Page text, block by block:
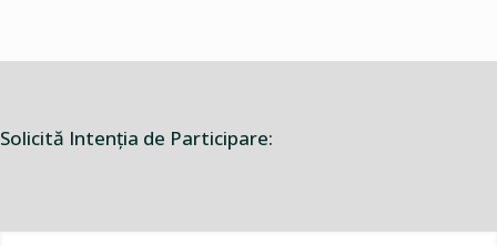
Solicită Intenţia de Participare: